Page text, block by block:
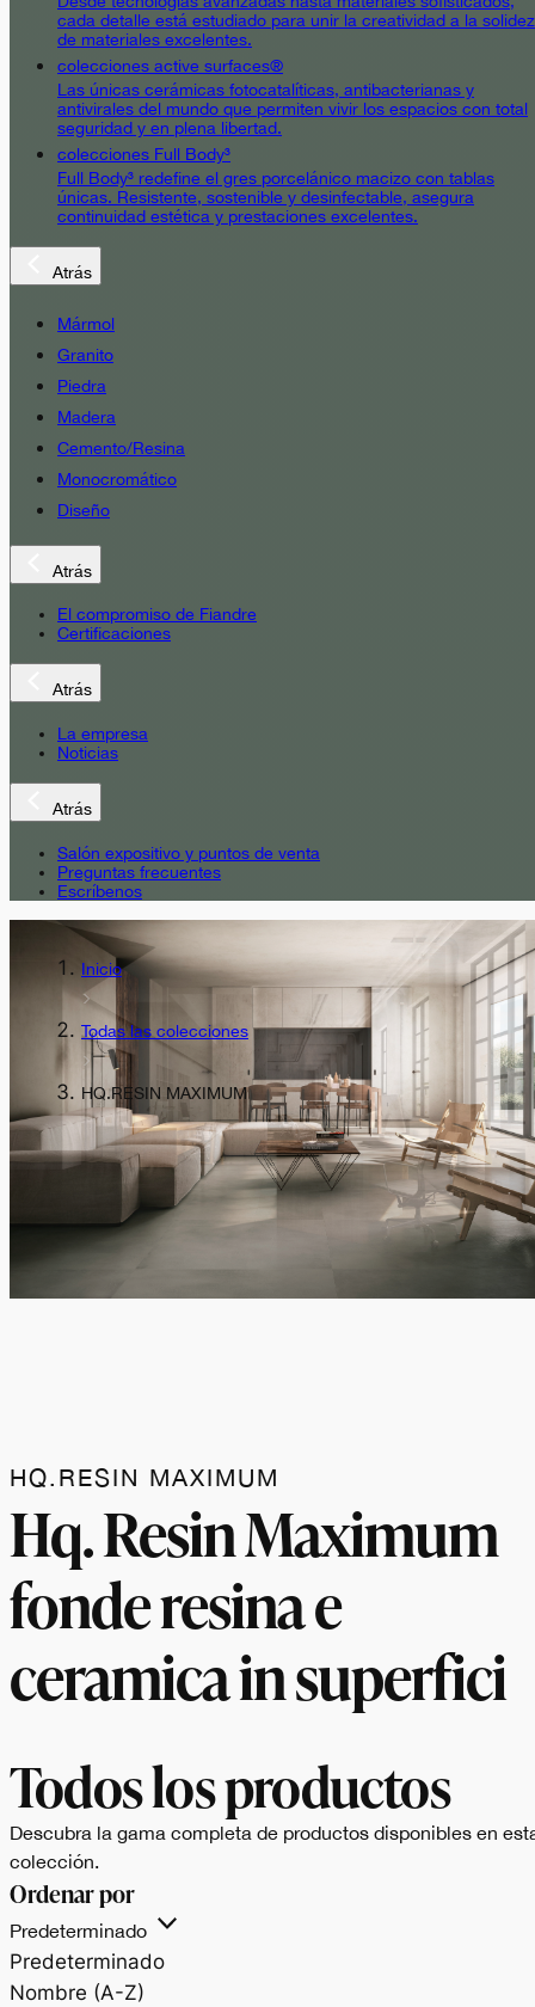
cada detalle está estudiado para unir la creatividad a la solidez
de materiales excelentes.
colecciones active surfaces®
Las únicas cerámicas fotocatalíticas, antibacterianas y
antivirales del mundo que permiten vivir los espacios con total
seguridad y en plena libertad.
colecciones Full Body³
Full Body³ redefine el gres porcelánico macizo con tablas
únicas. Resistente, sostenible y desinfectable, asegura
continuidad estética y prestaciones excelentes.
Atrás
Mármol
Granito
Piedra
Madera
Cemento/Resina
Monocromático
Diseño
Atrás
El compromiso de Fiandre
Certificaciones
Atrás
La empresa
Noticias
Atrás
Salón expositivo y puntos de venta
Preguntas frecuentes
Escríbenos
Inicio
Todas las colecciones
HQ.RESIN MAXIMUM
HQ.RESIN MAXIMUM
Hq. Resin Maximum
fonde resina e
ceramica in superfici
eleganti e tattili,
valorizzando luce,
spazio e percezione
sensoriale.
Todos los productos
Descubra la gama completa de productos disponibles en
colección.
Ordenar por
Predeterminado
Predeterminado
Nombre (A-Z)